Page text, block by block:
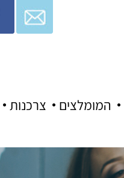
צרכנות המומלצים